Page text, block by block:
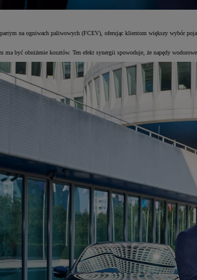
na ogniwach paliwowych (FCEV), oferując klientom większy wybór
być obniżenie kosztów. Ten efekt synergii spowoduje, że napędy